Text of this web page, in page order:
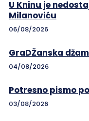
U Kninu je
Milanoviću
06/08/2026
GraDŽanska
04/08/2026
Potresno pismo
03/08/2026